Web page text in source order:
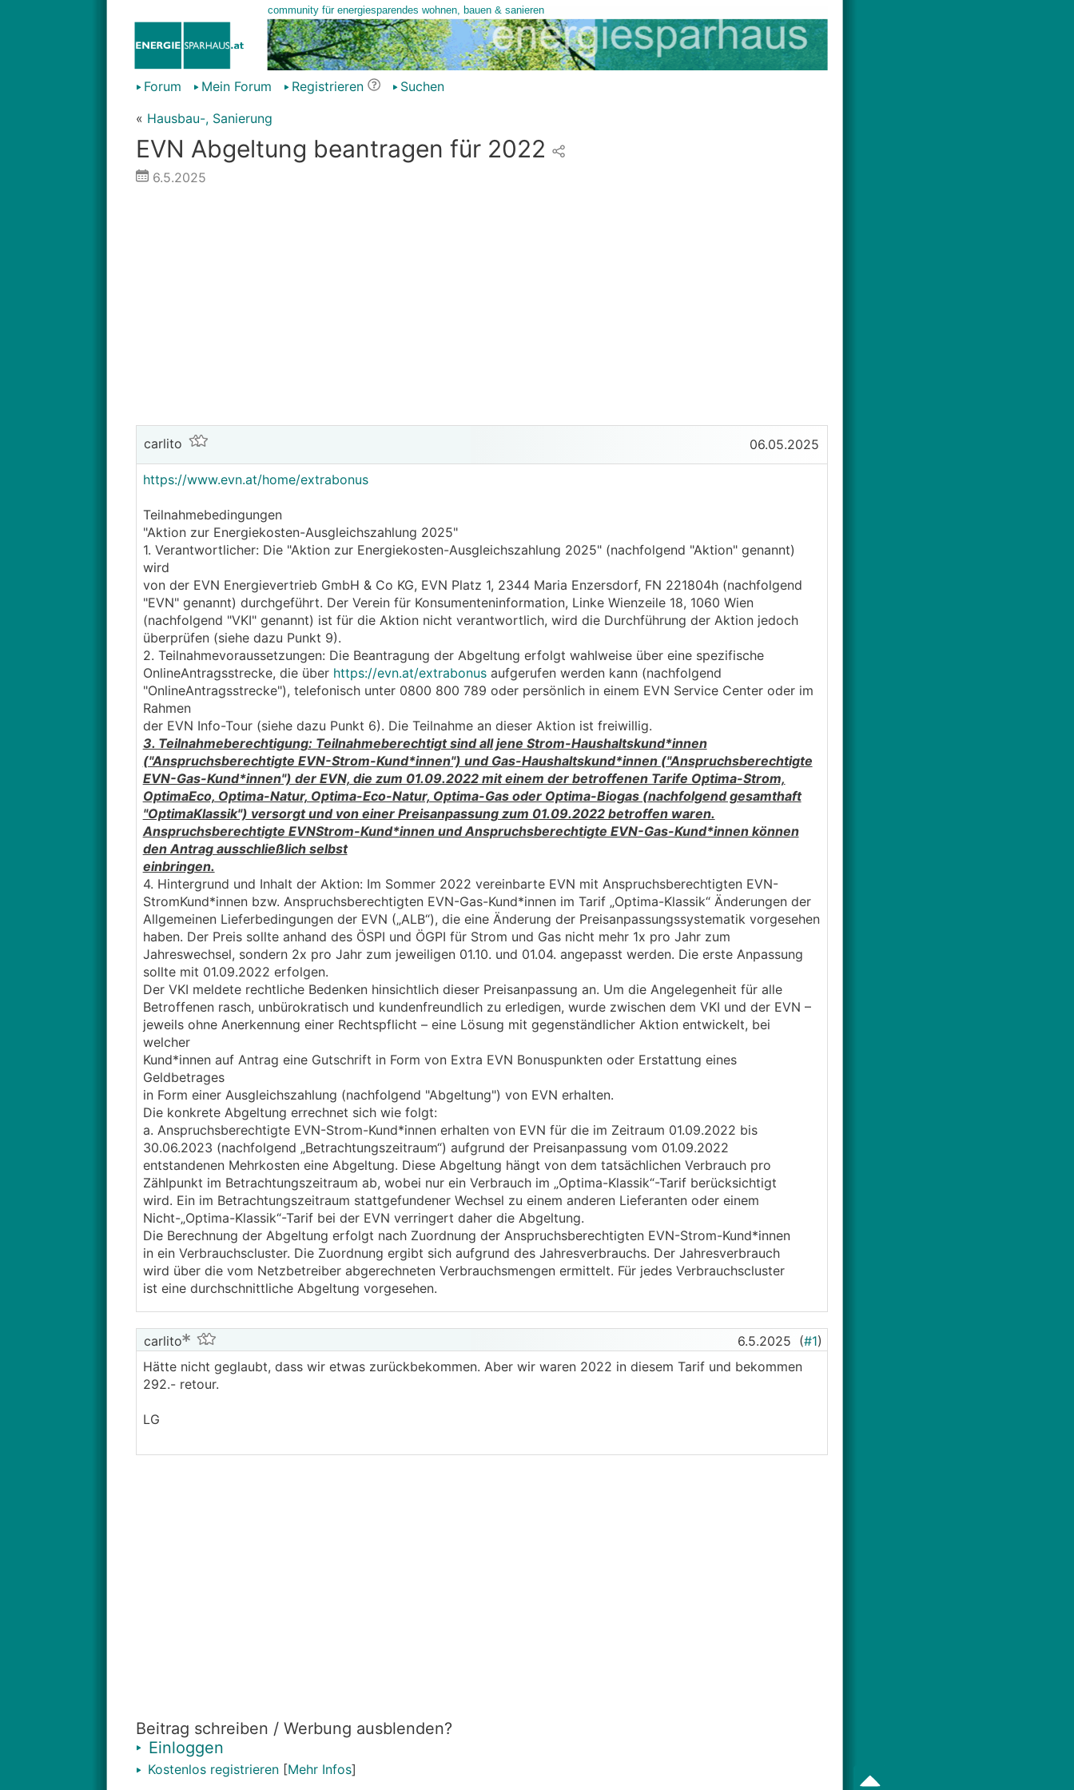
Forum Mein Forum Registrieren
Suchen
« Hausbau-, Sanierung
EVN Abgeltung beantragen für 2022
6.5.2025
carlito 06.05.2025
https://www.evn.at/home/extrabonus
Teilnahmebedingungen
"Aktion zur Energiekosten-Ausgleichszahlung 2025"
1. Verantwortlicher: Die "Aktion zur Energiekosten-Ausgleichszahlung 2025" (nachfolgend "Aktion" genannt)
wird
von der EVN Energievertrieb GmbH & Co KG, EVN Platz 1, 2344 Maria Enzersdorf, FN 221804h (nachfolgend
"EVN" genannt) durchgeführt. Der Verein für Konsumenteninformation, Linke Wienzeile 18, 1060 Wien
(nachfolgend "VKI" genannt) ist für die Aktion nicht verantwortlich, wird die Durchführung der Aktion jedoch
überprüfen (siehe dazu Punkt 9).
2. Teilnahmevoraussetzungen: Die Beantragung der Abgeltung erfolgt wahlweise über eine spezifische
OnlineAntragsstrecke, die über https://evn.at/extrabonusaufgerufen werden kann (nachfolgend
"OnlineAntragsstrecke"), telefonisch unter 0800 800 789 oder persönlich in einem EVN Service Center oder im
Rahmen
der EVN Info-Tour (siehe dazu Punkt 6). Die Teilnahme an dieser Aktion ist freiwillig.
3. Teilnahmeberechtigung: Teilnahmeberechtigt sind all jene Strom-Haushaltskund*innen
("Anspruchsberechtigte EVN-Strom-Kund*innen") und Gas-Haushaltskund*innen ("Anspruchsberechtigte
EVN-Gas-Kund*innen") der EVN, die zum 01.09.2022 mit einem der betroffenen Tarife Optima-Strom,
OptimaEco, Optima-Natur, Optima-Eco-Natur, Optima-Gas oder Optima-Biogas (nachfolgend gesamthaft
"OptimaKlassik") versorgt und von einer Preisanpassung zum 01.09.2022 betroffen waren.
Anspruchsberechtigte EVNStrom-Kund*innen und Anspruchsberechtigte EVN-Gas-Kund*innen können
den Antrag ausschließlich selbst
einbringen.
4. Hintergrund und Inhalt der Aktion: Im Sommer 2022 vereinbarte EVN mit Anspruchsberechtigten EVN-
StromKund*innen bzw. Anspruchsberechtigten EVN-Gas-Kund*innen im Tarif „Optima-Klassik“ Änderungen der
Allgemeinen Lieferbedingungen der EVN („ALB“), die eine Änderung der Preisanpassungssystematik vorgesehen
haben. Der Preis sollte anhand des ÖSPI und ÖGPI für Strom und Gas nicht mehr 1x pro Jahr zum
Jahreswechsel, sondern 2x pro Jahr zum jeweiligen 01.10. und 01.04. angepasst werden. Die erste Anpassung
sollte mit 01.09.2022 erfolgen.
Der VKI meldete rechtliche Bedenken hinsichtlich dieser Preisanpassung an. Um die Angelegenheit für alle
Betroffenen rasch, unbürokratisch und kundenfreundlich zu erledigen, wurde zwischen dem VKI und der EVN –
jeweils ohne Anerkennung einer Rechtspflicht – eine Lösung mit gegenständlicher Aktion entwickelt, bei
welcher
Kund*innen auf Antrag eine Gutschrift in Form von Extra EVN Bonuspunkten oder Erstattung eines
Geldbetrages
in Form einer Ausgleichszahlung (nachfolgend "Abgeltung") von EVN erhalten.
Die konkrete Abgeltung errechnet sich wie folgt:
a. Anspruchsberechtigte EVN-Strom-Kund*innen erhalten von EVN für die im Zeitraum 01.09.2022 bis
30.06.2023 (nachfolgend „Betrachtungszeitraum“) aufgrund der Preisanpassung vom 01.09.2022
entstandenen Mehrkosten eine Abgeltung. Diese Abgeltung hängt von dem tatsächlichen Verbrauch pro
Zählpunkt im Betrachtungszeitraum ab, wobei nur ein Verbrauch im „Optima-Klassik“-Tarif berücksichtigt
wird. Ein im Betrachtungszeitraum stattgefundener Wechsel zu einem anderen Lieferanten oder einem
Nicht-„Optima-Klassik“-Tarif bei der EVN verringert daher die Abgeltung.
Die Berechnung der Abgeltung erfolgt nach Zuordnung der Anspruchsberechtigten EVN-Strom-Kund*innen
in ein Verbrauchscluster. Die Zuordnung ergibt sich aufgrund des Jahresverbrauchs. Der Jahresverbrauch
wird über die vom Netzbetreiber abgerechneten Verbrauchsmengen ermittelt. Für jedes Verbrauchscluster
ist eine durchschnittliche Abgeltung vorgesehen.
carlito 6.5.2025 (#1)
Hätte nicht geglaubt, dass wir etwas zurückbekommen. Aber wir waren 2022 in diesem Tarif und bekommen
292.- retour.
LG
Beitrag schreiben / Werbung ausblenden?
Einloggen
Kostenlos registrieren[Mehr Infos]